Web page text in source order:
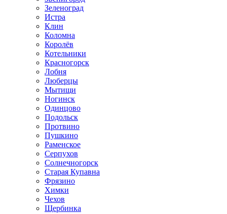
Зеленоград
Истра
Клин
Коломна
Королёв
Котельники
Красногорск
Лобня
Люберцы
Мытищи
Ногинск
Одинцово
Подольск
Протвино
Пушкино
Раменское
Серпухов
Солнечногорск
Старая Купавна
Фрязино
Химки
Чехов
Щербинка